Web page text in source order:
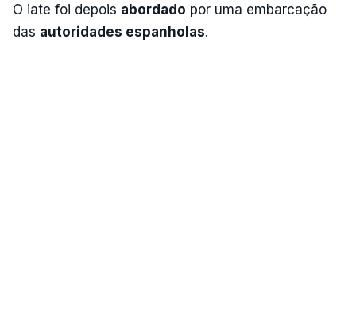
O iate foi depois abordado por uma embarcação
das autoridades espanholas.